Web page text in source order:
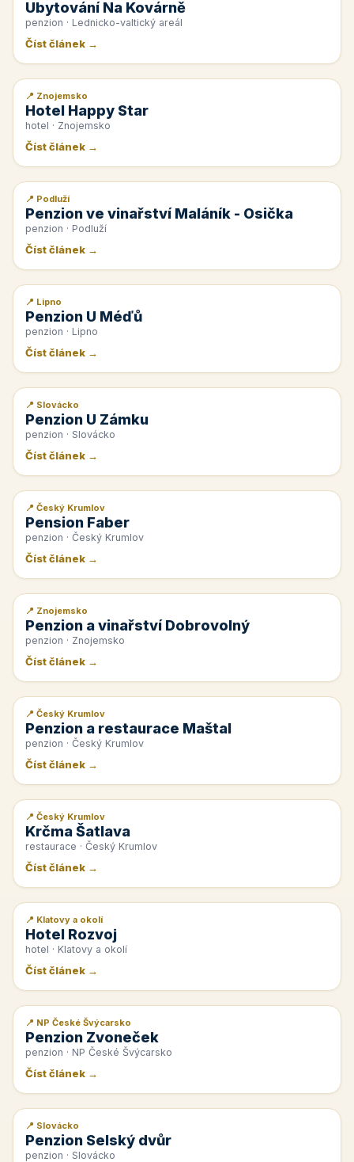
Ubytování Na Kovárně
penzion · Lednicko-valtický areál
Číst článek →
📰 PR článek
📍 Znojemsko
Hotel Happy Star
hotel · Znojemsko
Číst článek →
📰 PR článek
📍 Podluží
Penzion ve vinařství Maláník - Osička
penzion · Podluží
Číst článek →
📰 PR článek
📍 Lipno
Penzion U Méďů
penzion · Lipno
Číst článek →
📰 PR článek
📍 Slovácko
Penzion U Zámku
penzion · Slovácko
Číst článek →
📰 PR článek
📍 Český Krumlov
Pension Faber
penzion · Český Krumlov
Číst článek →
📰 PR článek
📍 Znojemsko
Penzion a vinařství Dobrovolný
penzion · Znojemsko
Číst článek →
📰 PR článek
📍 Český Krumlov
Penzion a restaurace Maštal
penzion · Český Krumlov
Číst článek →
📰 PR článek
📍 Český Krumlov
Krčma Šatlava
restaurace · Český Krumlov
Číst článek →
📰 PR článek
📍 Klatovy a okolí
Hotel Rozvoj
hotel · Klatovy a okolí
Číst článek →
📰 PR článek
📍 NP České Švýcarsko
Penzion Zvoneček
penzion · NP České Švýcarsko
Číst článek →
📰 PR článek
📍 Slovácko
Penzion Selský dvůr
penzion · Slovácko